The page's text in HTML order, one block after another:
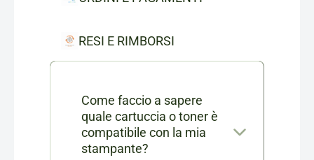
RESI E RIMBORSI
Come faccio a sapere
quale cartuccia o toner è
compatibile con la mia
stampante?